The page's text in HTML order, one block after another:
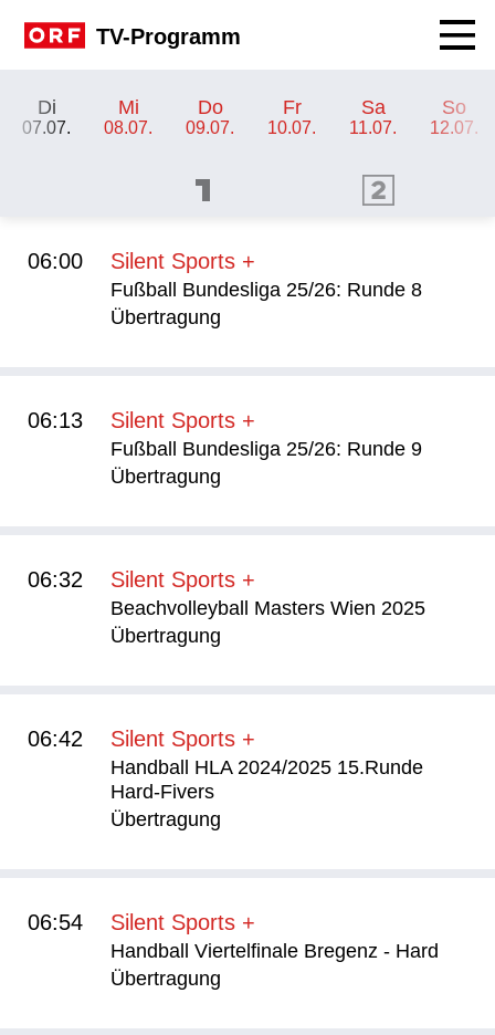
TV-Programm
Di
07.07.
Mi
08.07.
Do
09.07.
Fr
10.07.
Sa
11.07.
So
12.07.
ORF 2 Programm
06:00 Silent Sports +
Fußball Bundesliga 25/26: Runde 8
Übertragung
06:13 Silent Sports +
Fußball Bundesliga 25/26: Runde 9
Übertragung
06:32 Silent Sports +
Beachvolleyball Masters Wien 2025
Übertragung
06:42 Silent Sports +
Handball HLA 2024/2025 15.Runde
Hard-Fivers
Übertragung
06:54 Silent Sports +
Handball Viertelfinale Bregenz - Hard
Übertragung